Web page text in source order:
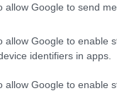
allow Google to send
allow Google to enable
identifiers in apps.
allow Google to enable